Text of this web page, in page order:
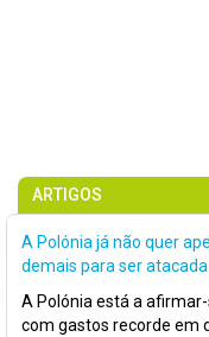
ARTIGOS
A Polónia já não quer
demais para ser atacada
A Polónia está a
com gastos recorde em